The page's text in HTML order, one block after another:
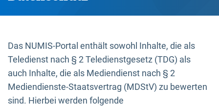
Das NUMIS-Portal enthält sowohl Inhalte, die als
Teledienst nach § 2 Teledienstgesetz (TDG) als
auch Inhalte, die als Mediendienst nach § 2
Mediendienste-Staatsvertrag (MDStV) zu bewerten
sind. Hierbei werden folgende